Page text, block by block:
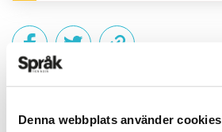
Denna webbplats använder cookies
PUBLICERAD 2010-10-07